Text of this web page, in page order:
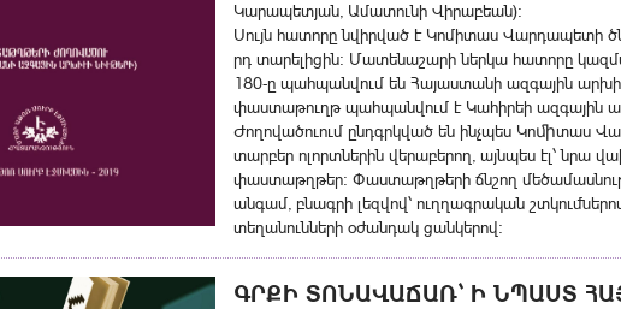
Կարապետյան, Ամատունի Վիրաբեան)։
Սույն հատորը նվիրված է Կոմիտաս Վարդապետի
րդ տարելիցին: Մատենաշարի ներկա հատորը
180-ը պահպանվում են Հայաստանի ազգային
փաստաթուղթ պահպանվում է Կահիրեի ազգային
Ժողովածուում ընդգրկված են ինչպես Կոﬕտաս
տարբեր ոլորտներին վերաբերող, այնպես էլ՝ նրա
փաստաթղթեր: Փաստաթղթերի ճնշող
անգամ, բնագրի լեզվով՝ ուղղագրական
տեղանունների օժանդակ ցանկերով:
ԳՐՔԻ ՏՈՆԱՎԱՃԱՌ` Ի ՆՊԱՍՏ